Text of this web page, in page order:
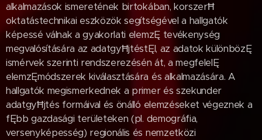
alkalmazások ismeretének birtokában, korszerĦ
oktatástechnikai eszközök segítségével a hallgatók
képessé válnak a gyakorlati elemzĘ tevékenység
megvalósítására az adatgyĦjtéstĘl, az adatok különbözĘ
ismérvek szerinti rendszerezésén át, a megfelelĘ
elemzĘmódszerek kiválasztására és alkalmazására. A
hallgatók megismerkednek a primer és szekunder
adatgyĦjtés formáival és önálló elemzéseket végeznek a
fĘbb gazdasági területeken (pl. demográfia,
versenyképesség) regionális és nemzetközi